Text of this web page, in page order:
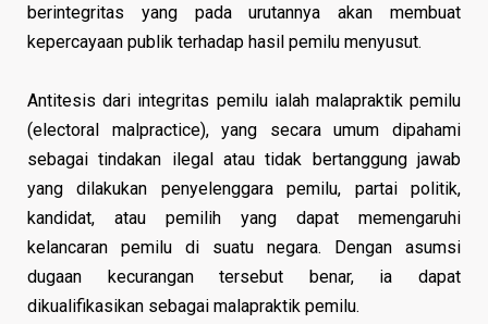
berintegritas yang pada urutannya akan membuat
kepercayaan publik terhadap hasil pemilu menyusut.
Antitesis dari integritas pemilu ialah malapraktik pemilu
(electoral malpractice), yang secara umum dipahami
sebagai tindakan ilegal atau tidak bertanggung jawab
yang dilakukan penyelenggara pemilu, partai politik,
kandidat, atau pemilih yang dapat memengaruhi
kelancaran pemilu di suatu negara. Dengan asumsi
dugaan kecurangan tersebut benar, ia dapat
dikualifikasikan sebagai malapraktik pemilu.